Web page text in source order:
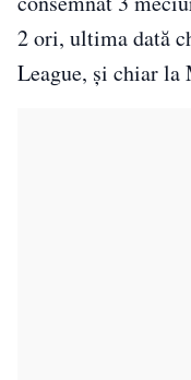
2 ori, ultima dată
League, și chiar la